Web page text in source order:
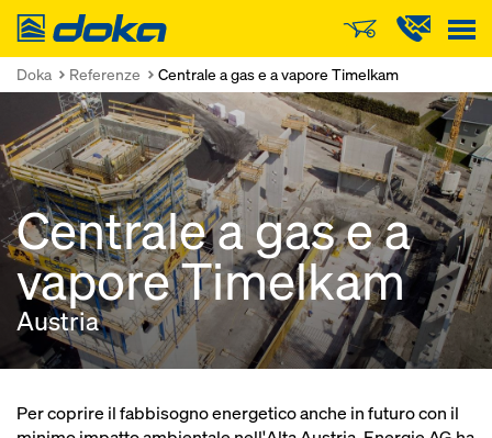
Doka
Doka Referenze Centrale a gas e a vapore Timelkam
Centrale a gas e a
vapore Timelkam
Austria
Per coprire il fabbisogno energetico anche in futuro con il